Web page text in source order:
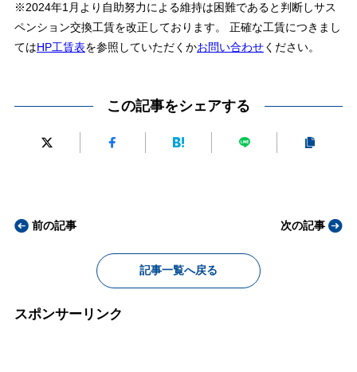
※2024年1月より自助努力による維持は困難であると判断しサス
ペンション交換工賃を改正しております。 正確な工賃につきまし
てはHP工賃表を参照していただくかお問い合わせください。
この記事をシェアする
前の記事
記事一覧へ戻る
次の記事
スポンサーリンク